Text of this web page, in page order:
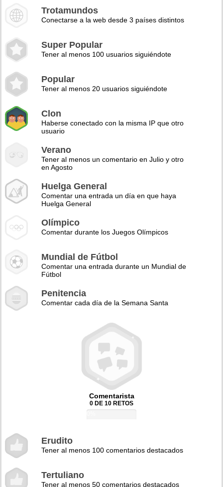
Trotamundos
Conectarse a la web desde 3 países distintos
Super Popular
Tener al menos 100 usuarios siguiéndote
Popular
Tener al menos 20 usuarios siguiéndote
Clon
Haberse conectado con la misma IP que otro
usuario
Verano
Tener al menos un comentario en Julio y otro
en Agosto
Huelga General
Comentar una entrada un día en que haya
Huelga General
Olímpico
Comentar durante los Juegos Olímpicos
Mundial de Fútbol
Comentar una entrada durante un Mundial de
Fútbol
Penitencia
Comentar cada día de la Semana Santa
Comentarista
0 DE 10 RETOS
Erudito
Tener al menos 100 comentarios destacados
Tertuliano
Tener al menos 50 comentarios destacados